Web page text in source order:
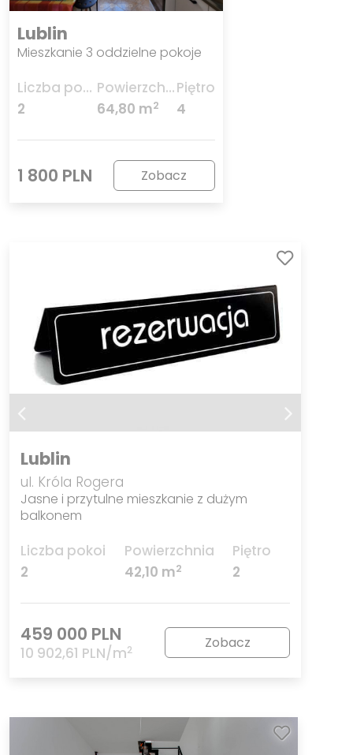
Lublin
Mieszkanie 3 oddzielne pokoje
Liczba pokoi
2
Powierzchnia
64,80 m2
Piętro
4
1 800 PLN Zobacz
Lublin
ul. Króla Rogera
Jasne i przytulne mieszkanie z dużym
balkonem
Liczba pokoi
2
Powierzchnia
42,10 m2
Piętro
2
459 000 PLN
10 902,61 PLN/m2 Zobacz